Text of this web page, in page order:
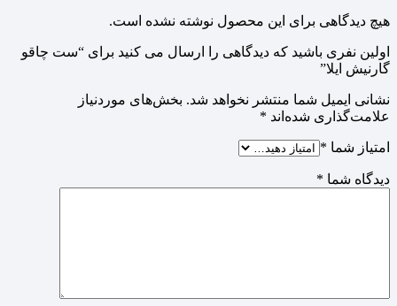
هیچ دیدگاهی برای این محصول نوشته نشده است.
اولین نفری باشید که دیدگاهی را ارسال می کنید برای “ست چاقو
گارنیش ایلا”
نشانی ایمیل شما منتشر نخواهد شد. بخش‌های موردنیاز
علامت‌گذاری شده‌اند *
امتیاز شما *
دیدگاه شما *